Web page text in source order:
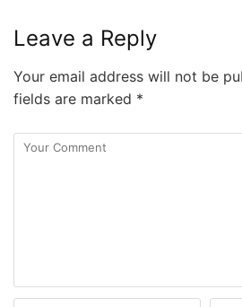
Leave a Reply
Your email address will not be
fields are marked *